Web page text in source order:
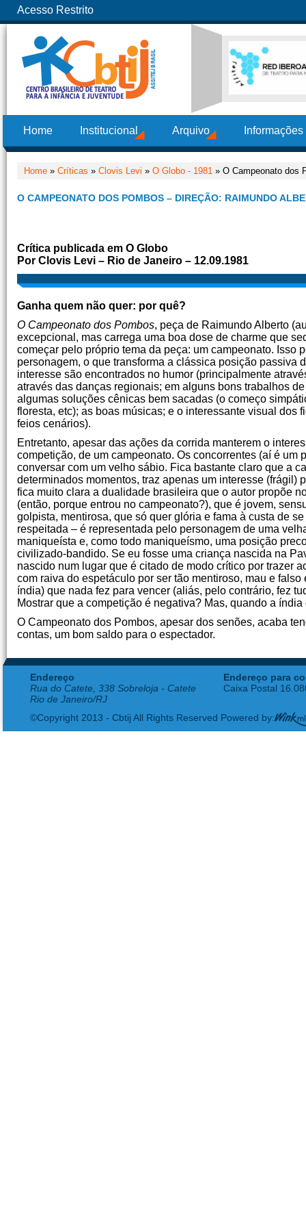
Acesso Restrito
Home Institucional Arquivo
Home » Críticas » Clovis Levi » O Globo - 1981 » O Campeonato dos
O CAMPEONATO DOS POMBOS – DIREÇÃO: RAIMUNDO
Crítica publicada em O Globo
Por Clovis Levi – Rio de Janeiro – 12.09.1981
Ganha quem não quer: por quê?
O Campeonato dos Pombos, peça de Raimundo Alberto
excepcional, mas carrega uma boa dose de charme que
começar pelo próprio tema da peça: um campeonato.
personagem, o que transforma a clássica posição passiva
interesse são encontrados no humor (principalmente
através das danças regionais; em alguns bons trabalhos de
algumas soluções cênicas bem sacadas (o começo
floresta, etc); as boas músicas; e o interessante visual
feios cenários).
Entretanto, apesar das ações da corrida manterem o
competição, de um campeonato. Os concorrentes (aí é
conversar com um velho sábio. Fica bastante claro que a
determinados momentos, traz apenas um interesse (frágil)
fica muito clara a dualidade brasileira que o autor propõe
(então, porque entrou no campeonato?), que é jovem,
golpista, mentirosa, que só quer glória e fama à custa de
respeitada – é representada pelo personagem de uma
maniqueísta e, como todo maniqueísmo, uma posição
civilizado-bandido. Se eu fosse uma criança nascida na
nascido num lugar que é citado de modo crítico por trazer
com raiva do espetáculo por ser tão mentiroso, mau e
índia) que nada fez para vencer (aliás, pelo contrário, fez
Mostrar que a competição é negativa? Mas, quando a
O Campeonato dos Pombos, apesar dos senões, acaba
contas, um bom saldo para o espectador.
Endereço
Rua do Catete, 338 Sobreloja - Catete
Rio de Janeiro/RJ
Endereço para
Caixa Postal
©Copyright 2013 - Cbtij All Rights Reserved Powered by: